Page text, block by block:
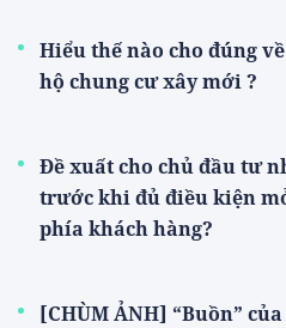
Hiểu thế nào cho đúng
hộ chung cư xây mới ?
Đề xuất cho chủ đầu tư
trước khi đủ điều kiện
phía khách hàng?
[CHÙM ẢNH] “Buồn”